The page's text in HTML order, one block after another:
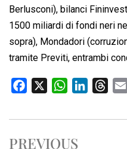
Berlusconi), bilanci
1500 miliardi di fondi neri
sopra), Mondadori
tramite Previti, entrambi
c
W
a
n
r
PREVIOUS